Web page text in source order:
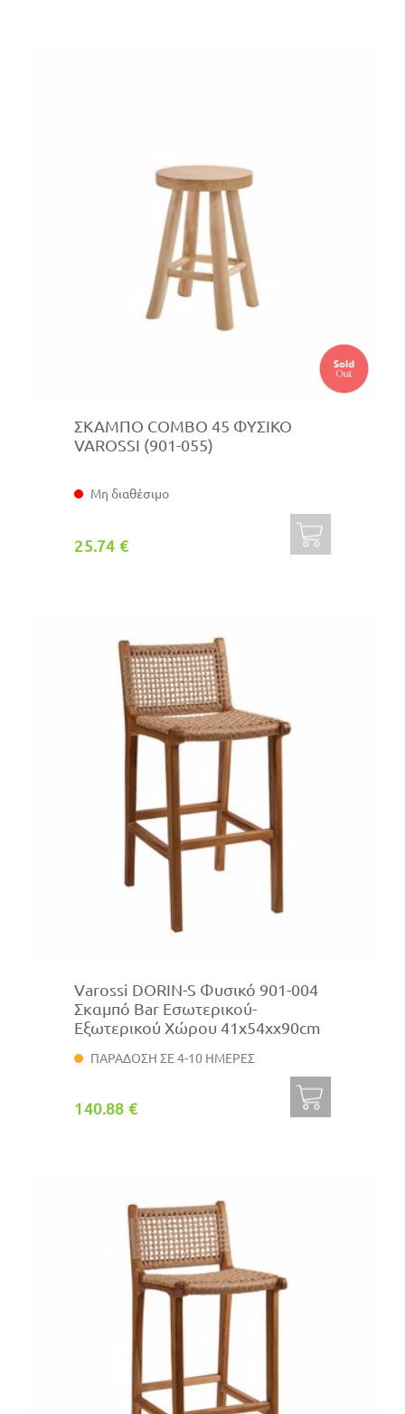
ΣΚΑΜΠΟ COMBO 45 ΦΥΣΙΚΟ
VAROSSI (901-055)
Μη διαθέσιμο
25.74 €
Varossi DORIN-S Φυσικό 901-004
Σκαμπό Bar Εσωτερικού-
Εξωτερικού Χώρου 41x54xx90cm
ΠΑΡΑΔΟΣΗ ΣΕ 4-10 ΗΜΕΡΕΣ
140.88 €